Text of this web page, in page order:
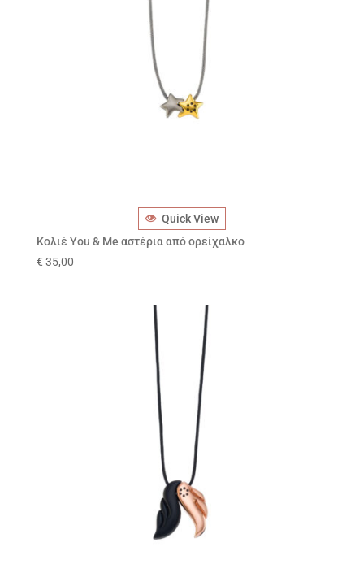
Quick View
Κολιέ You & Me αστέρια από ορείχαλκο
€ 35,00